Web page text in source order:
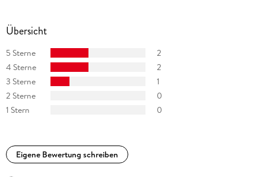
Übersicht
5 Sterne
2
4 Sterne
2
3 Sterne
1
2 Sterne
0
1 Stern
0
Eigene Bewertung schreiben